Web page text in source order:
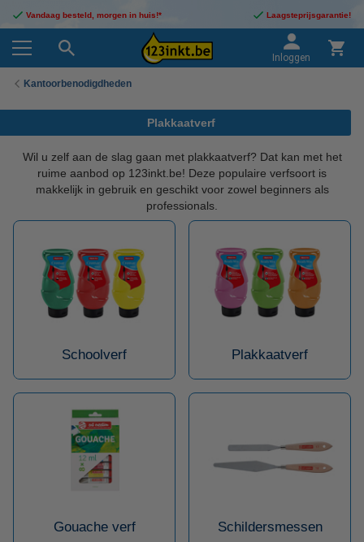
Vandaag besteld, morgen in huis!* Laagsteprijsgarantie!
Inloggen
Kantoorbenodigdheden
Plakkaatverf
Wil u zelf aan de slag gaan met plakkaatverf? Dat kan met het
ruime aanbod op 123inkt.be! Deze populaire verfsoort is
makkelijk in gebruik en geschikt voor zowel beginners als
professionals.
Schoolverf Plakkaatverf
Gouache verf Schildersmessen